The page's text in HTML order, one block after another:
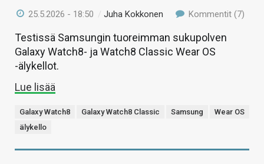
25.5.2026 - 18:50 /Juha Kokkonen Kommentit (7)
Testissä Samsungin tuoreimman sukupolven
Galaxy Watch8- ja Watch8 Classic Wear OS
-älykellot.
Lue lisää
Galaxy Watch8 Galaxy Watch8 Classic Samsung
Wear OS
älykello